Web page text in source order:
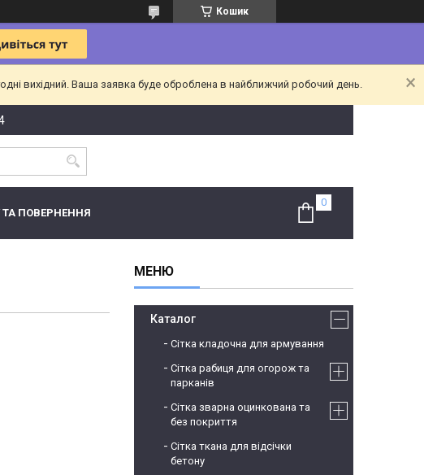
Кошик
вихідний. Ваша заявка буде оброблена в найближчий робочий день.
ПОВЕРНЕННЯ
Каталог
Сітка кладочна для армування
Сітка рабиця для огорож та
парканів
Сітка зварна оцинкована та
без покриття
Сітка ткана для відсічки
бетону